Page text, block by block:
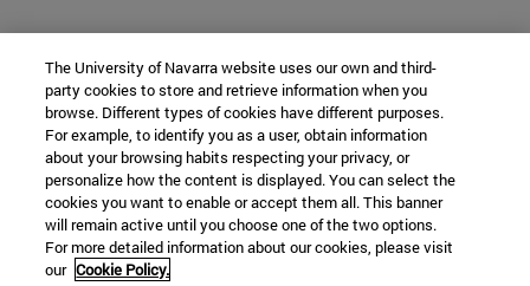
The University of Navarra website uses our own and third-
party cookies to store and retrieve information when you
browse. Different types of cookies have different purposes.
For example, to identify you as a user, obtain information
about your browsing habits respecting your privacy, or
personalize how the content is displayed. You can select the
cookies you want to enable or accept them all. This banner
will remain active until you choose one of the two options.
For more detailed information about our cookies, please visit
our Cookie Policy.